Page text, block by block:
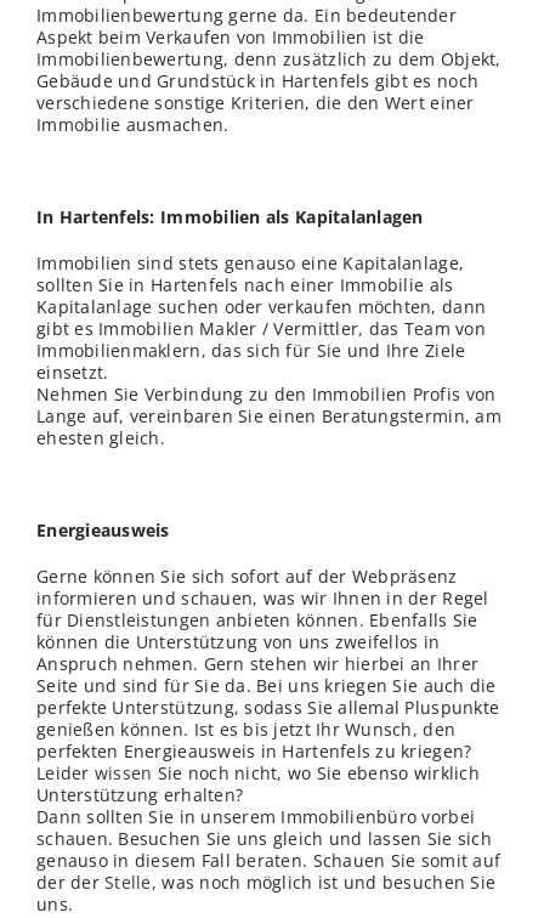
Immobilienbewertung gerne da. Ein bedeutender
Aspekt beim Verkaufen von Immobilien ist die
Immobilienbewertung, denn zusätzlich zu dem Objekt,
Gebäude und Grundstück in Hartenfels gibt es noch
verschiedene sonstige Kriterien, die den Wert einer
Immobilie ausmachen.
In Hartenfels: Immobilien als Kapitalanlagen
Immobilien sind stets genauso eine Kapitalanlage,
sollten Sie in Hartenfels nach einer Immobilie als
Kapitalanlage suchen oder verkaufen möchten, dann
gibt es Immobilien Makler / Vermittler, das Team von
Immobilienmaklern, das sich für Sie und Ihre Ziele
einsetzt.
Nehmen Sie Verbindung zu den Immobilien Profis von
Lange auf, vereinbaren Sie einen Beratungstermin, am
ehesten gleich.
Energieausweis
Gerne können Sie sich sofort auf der Webpräsenz
informieren und schauen, was wir Ihnen in der Regel
für Dienstleistungen anbieten können. Ebenfalls Sie
können die Unterstützung von uns zweifellos in
Anspruch nehmen. Gern stehen wir hierbei an Ihrer
Seite und sind für Sie da. Bei uns kriegen Sie auch die
perfekte Unterstützung, sodass Sie allemal Pluspunkte
genießen können. Ist es bis jetzt Ihr Wunsch, den
perfekten Energieausweis in Hartenfels zu kriegen?
Leider wissen Sie noch nicht, wo Sie ebenso wirklich
Unterstützung erhalten?
Dann sollten Sie in unserem Immobilienbüro vorbei
schauen. Besuchen Sie uns gleich und lassen Sie sich
genauso in diesem Fall beraten. Schauen Sie somit auf
der derStelle, was noch möglich ist und besuchen Sie
uns.